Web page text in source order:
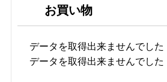
お買い物
データを取得出来ませんでした
データを取得出来ませんでした